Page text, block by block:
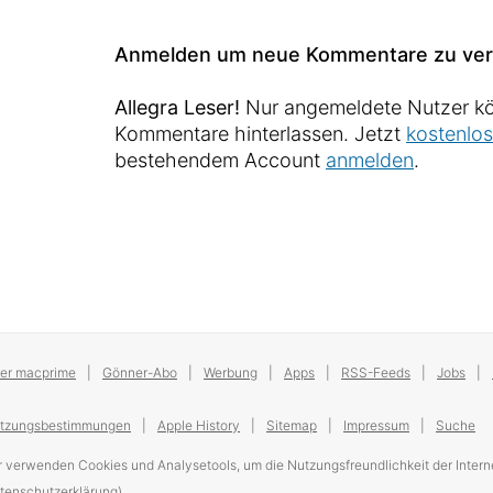
Anmelden um neue Kommentare zu
Allegra Leser! Nur angemeldete Nutzer
Kommentare hinterlassen. Jetzt
bestehendem Account anmelden.
macprime Gönner-Abo Werbung Apps RSS-Feeds Jobs
Apple History Sitemap Impressum Suche
verwenden Cookies und Analysetools, um die Nutzungsfreundlichkeit der